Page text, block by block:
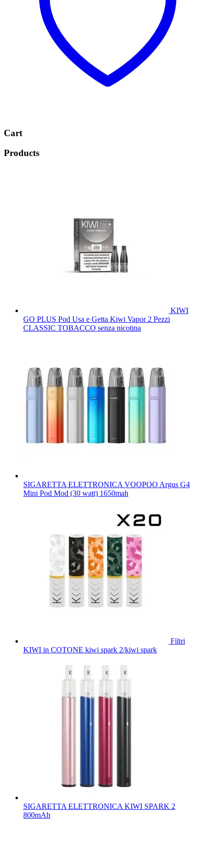
Cart
Products
KIWI
GO PLUS Pod Usa e Getta Kiwi Vapor 2 Pezzi
CLASSIC TOBACCO senza nicotina
SIGARETTA ELETTRONICA VOOPOO Argus G4
Mini Pod Mod (30 watt) 1650mah
Filtri
KIWI in COTONE kiwi spark 2/kiwi spark
SIGARETTA ELETTRONICA KIWI SPARK 2
800mAh